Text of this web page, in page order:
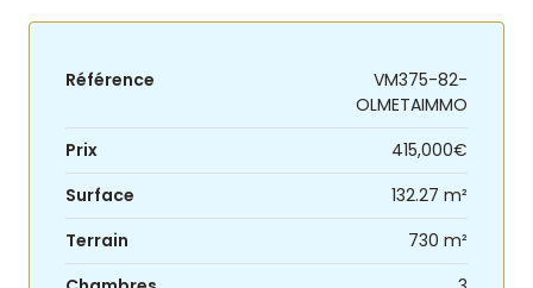
Référence
VM375-82-
OLMETAIMMO
Prix
415,000€
Surface
132.27 m²
Terrain
730 m²